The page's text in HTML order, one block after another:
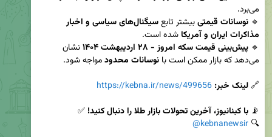
🔹 نوسانات قیمتی بیشتر تابع
سیگنال‌های سیاسی و اخبار
مذاکرات ایران و آمریکا
🔹 پیش‌بینی قیمت سکه امروز - ۲۸ اردیبهشت ۱۴۰۴
می‌دهد که بازار ممکن است با
نوسانات محدود
🔗 لینک خبر: https://kebna.ir/news/499656
📡 با کبنانیوز، آخرین تحولات بازار طلا را دنبال کنید!
🔍
@kebnanewsir